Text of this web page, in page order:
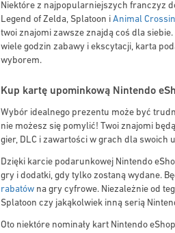
Niektóre z najpopularniejszych franczyz
Legend of Zelda, Splatoon i Animal
twoi znajomi zawsze znajdą coś dla
wiele godzin zabawy i ekscytacji, karta
wyborem.
Kup kartę upominkową Nintendo
Wybór idealnego prezentu może być
nie możesz się pomylić! Twoi znajomi
gier, DLC i zawartości w grach dla swoich
Dzięki karcie podarunkowej Nintendo
gry i dodatki, gdy tylko zostaną wydane.
rabatów na gry cyfrowe. Niezależnie od
Splatoon czy jakąkolwiek inną serią
Oto niektóre nominały kart Nintendo